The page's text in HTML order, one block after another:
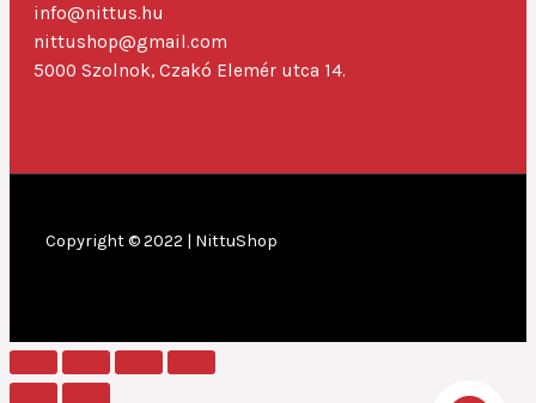
info@nittus.hu
nittushop@gmail.com
5000 Szolnok, Czakó Elemér utca 14.
Copyright © 2022 | NittuShop